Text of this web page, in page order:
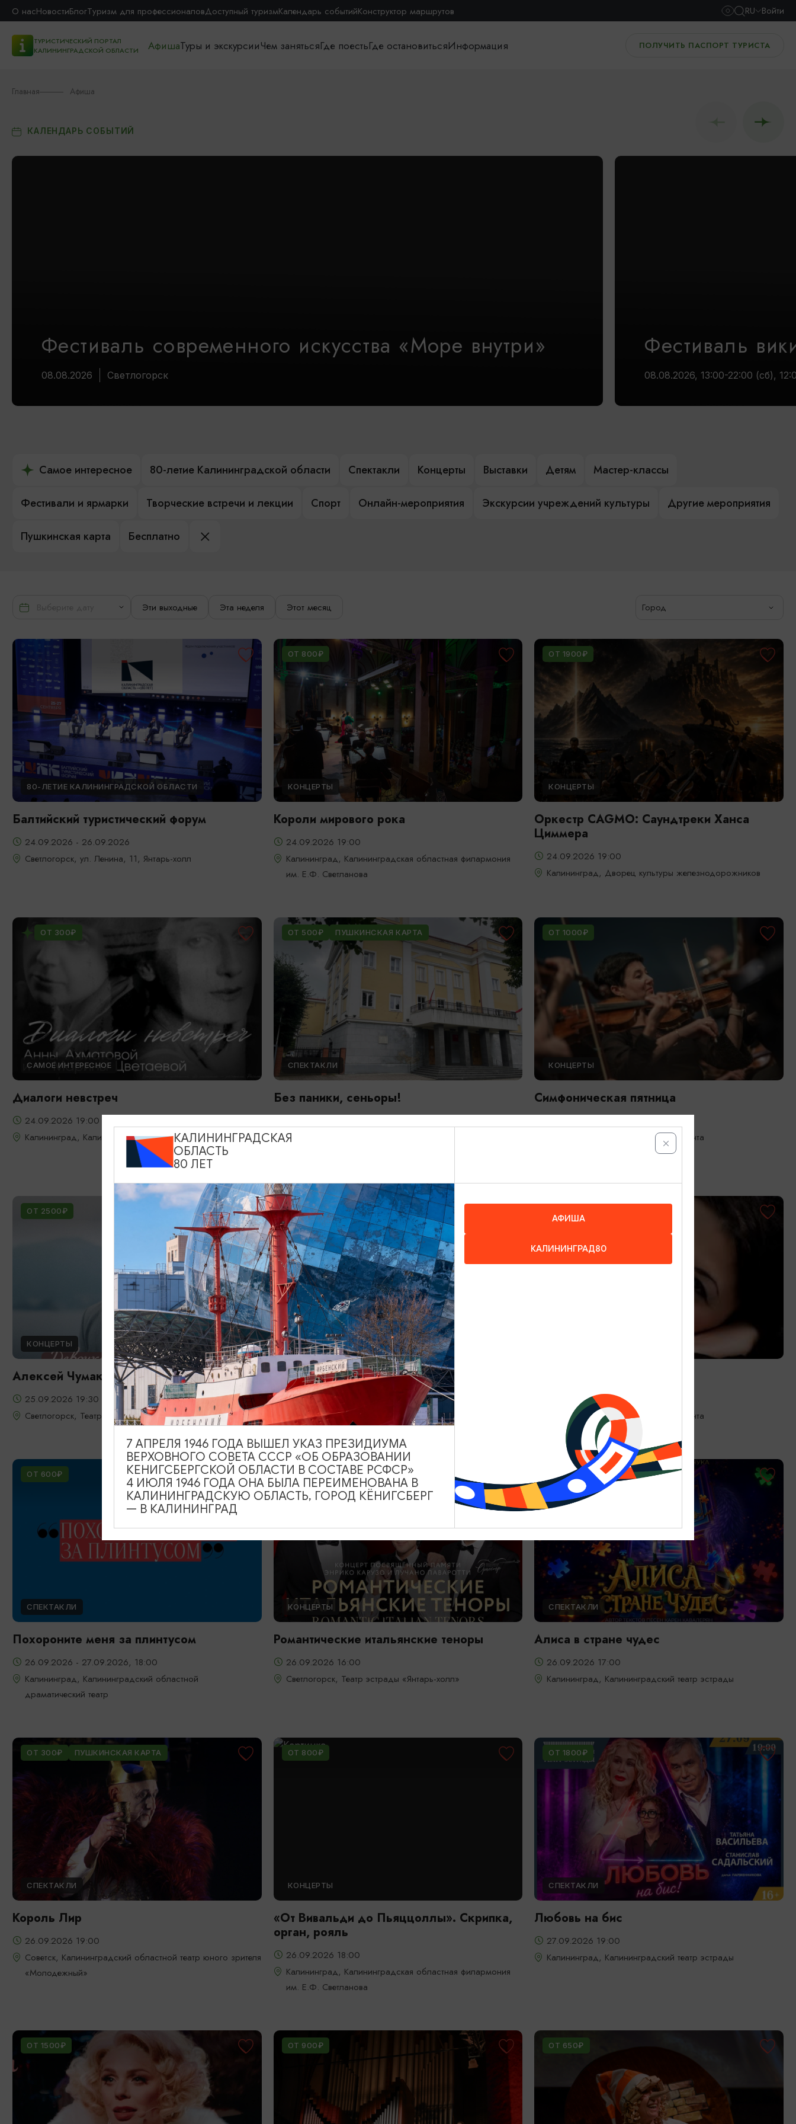
О насНовостиБлогТуризм для профессионаловДоступный туризмКалендарь событийКонструктор маршрутов RU Войти
ТУРИСТИЧЕСКИЙ ПОРТАЛ
КАЛИНИНГРАДСКОЙ ОБЛАСТИ
АфишаТуры и экскурсииЧем занятьсяГде поестьГде остановитьсяИнформация ПОЛУЧИТЬ ПАСПОРТ ТУРИСТА
Главная Афиша
КАЛЕНДАРЬ СОБЫТИЙ
Фестиваль современного искусства «Море внутри»
08.08.2026 Светлогорск
Фестиваль
08.08.2026, 13:00-22:00 (сб),
Самое интересное 80-летие Калининградской области Спектакли Концерты Выставки Детям Мастер-классы
Фестивали и ярмарки Творческие встречи и лекции Спорт Онлайн-мероприятия Экскурсии учреждений культуры Другие мероприятия
Пушкинская карта Бесплатно
Эти выходные Эта неделя Этот месяц Город
80-ЛЕТИЕ КАЛИНИНГРАДСКОЙ ОБЛАСТИ
Балтийский туристический форум
24.09.2026 - 26.09.2026
Светлогорск, ул. Ленина, 11, Янтарь-холл
ОТ 800₽
КОНЦЕРТЫ
Короли мирового рока
24.09.2026 19:00
Калининград, Калининградская областная филармония
им. Е.Ф. Светланова
ОТ 1900₽
КОНЦЕРТЫ
Оркестр CAGMO: Саундтреки Ханса
Циммера
24.09.2026 19:00
Калининград, Дворец культуры железнодорожников
ОТ 300₽
САМОЕ ИНТЕРЕСНОЕ
Диалоги невстреч
24.09.2026 19:00
Калининград, Калининградский театр эстрады
ОТ 500₽ ПУШКИНСКАЯ КАРТА
СПЕКТАКЛИ
Без паники, сеньоры!
Советск, Калининградский областной театр юного зрителя
ОТ 1000₽
КОНЦЕРТЫ
Симфоническая пятница
Калининград, Собор на острове Канта
ОТ 2500₽
КОНЦЕРТЫ
Алексей Чумаков
25.09.2026 19:30
Светлогорск, Театр эстрады «Янтарь-холл»
ОТ 1700₽ ПУШКИНСКАЯ КАРТА
СПЕКТАКЛИ
Ночь её откровений
25.09.2026 19:00
Калининград, Дворец культуры железнодорожников
26.09.2026 18:00
Калининград, Собор на острове Канта
ОТ 600₽
СПЕКТАКЛИ
Похороните меня за плинтусом
26.09.2026 - 27.09.2026, 18:00
Калининград, Калининградский областной
драматический театр
ОТ 1800₽
КОНЦЕРТЫ
Романтические итальянские теноры
26.09.2026 16:00
Светлогорск, Театр эстрады «Янтарь-холл»
ОТ 300₽
СПЕКТАКЛИ
Алиса в стране чудес
26.09.2026 17:00
Калининград, Калининградский театр эстрады
ОТ 300₽ ПУШКИНСКАЯ КАРТА
СПЕКТАКЛИ
Король Лир
26.09.2026 19:00
Советск, Калининградский областной театр юного зрителя
«Молодежный»
ОТ 800₽
КОНЦЕРТЫ
«От Вивальди до Пьяццоллы». Скрипка,
орган, рояль
26.09.2026 18:00
Калининград, Калининградская областная филармония
им. Е.Ф. Светланова
ОТ 1800₽
СПЕКТАКЛИ
Любовь на бис
27.09.2026 19:00
Калининград, Калининградский театр эстрады
ОТ 1500₽ ОТ 900₽ ОТ 650₽
КАЛИНИНГРАДСКАЯ
ОБЛАСТЬ
80 ЛЕТ
АФИША
КАЛИНИНГРАД80
7 АПРЕЛЯ 1946 ГОДА ВЫШЕЛ УКАЗ ПРЕЗИДИУМА
ВЕРХОВНОГО СОВЕТА СССР «ОБ ОБРАЗОВАНИИ
КЕНИГСБЕРГСКОЙ ОБЛАСТИ В СОСТАВЕ РСФСР»
4 ИЮЛЯ 1946 ГОДА ОНА БЫЛА ПЕРЕИМЕНОВАНА В
КАЛИНИНГРАДСКУЮ ОБЛАСТЬ, ГОРОД КЁНИГСБЕРГ
— В КАЛИНИНГРАД